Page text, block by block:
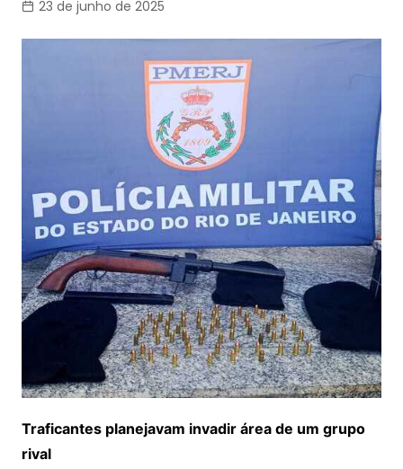
23 de junho de 2025
Traficantes planejavam invadir área de um grupo
rival